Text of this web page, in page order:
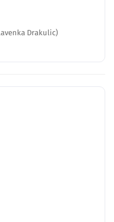
Drakulic)